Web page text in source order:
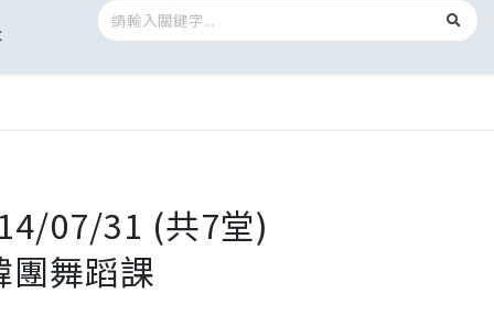
07/31 (共7堂)
舞蹈課